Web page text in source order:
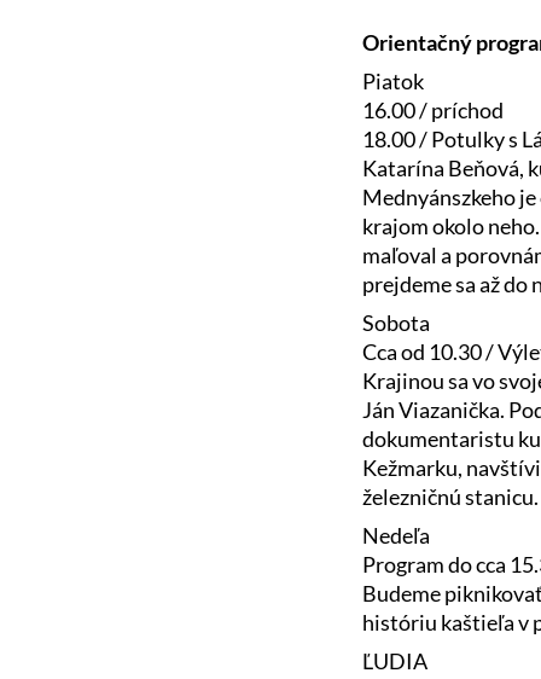
Orientačný
Piatok
16.00 / príchod
18.00 / Potulky s
Katarína Beňová,
Mednyánszkeho
krajom okolo
maľoval a
prejdeme sa až do
Sobota
Cca od 10.30 /
Krajinou sa vo
Ján Viazanička.
dokumentaristu
Kežmarku,
železničnú
Nedeľa
Program do cca
Budeme
históriu kaštieľa v
ĽUDIA